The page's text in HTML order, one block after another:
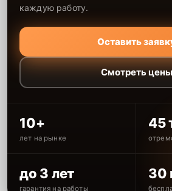
каждую работу.
Оставить
Смотреть цены
10+
лет на рынке
45
до 3 лет
гарантия на работы
30